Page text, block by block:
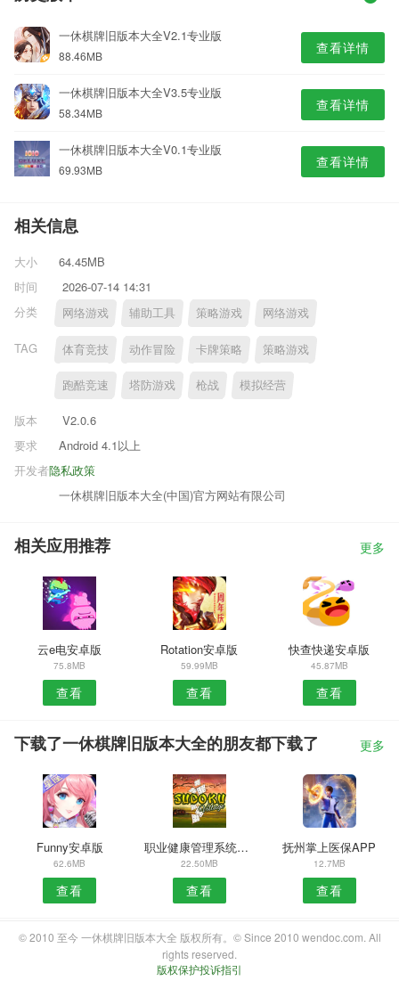
一休棋牌旧版本大全V2.1专业版
88.46MB 查看详情
一休棋牌旧版本大全V3.5专业版
58.34MB 查看详情
一休棋牌旧版本大全V0.1专业版
69.93MB 查看详情
相关信息
大小
64.45MB
时间
2026-07-14 14:31
分类
网络游戏 辅助工具 策略游戏 网络游戏
TAG 体育竞技 动作冒险 卡牌策略 策略游戏
跑酷竞速 塔防游戏 枪战 模拟经营
版本
V2.0.6
要求
Android 4.1以上
隐私政策
开发者
一休棋牌旧版本大全(中国)官方网站有限公司
相关应用推荐 更多
云e电安卓版
75.8MB
查看
Rotation安卓版
59.99MB
查看
快查快递安卓版
45.87MB
查看
下载了一休棋牌旧版本大全的朋友都下载了 更多
Funny安卓版
62.6MB
查看
职业健康管理系统APP
22.50MB
查看
抚州掌上医保APP
12.7MB
查看
© 2010 至今 一休棋牌旧版本大全 版权所有。© Since 2010 wendoc.com. All
rights reserved.
版权保护投诉指引